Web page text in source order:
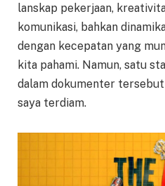
lanskap pekerjaan,
komunikasi, bahkan
dengan kecepatan yang
kita pahami. Namun, satu
dalam dokumenter
saya terdiam.